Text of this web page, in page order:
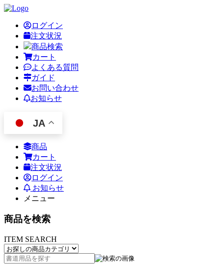
ログイン
注文状況
商品検索
カート
よくある質問
ガイド
お問い合わせ
お知らせ
JA
商品
カート
注文状況
ログイン
お知らせ
メニュー
商品を検索
ITEM SEARCH